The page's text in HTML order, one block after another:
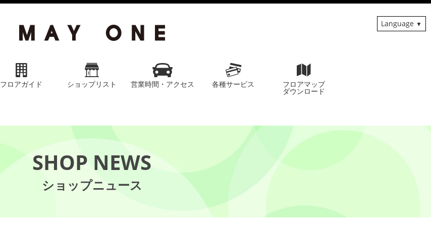
フロアガイド ショップリスト 営業時間・アクセス 各種サービス フロアマップ
ダウンロード
Language
SHOP NEWS